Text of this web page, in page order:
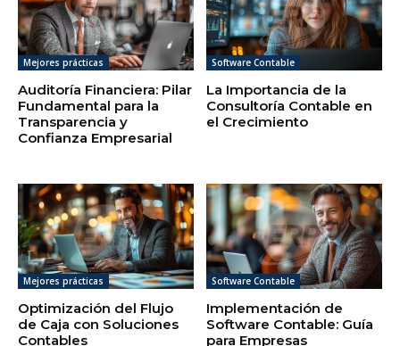
Mejores prácticas
Auditoría Financiera: Pilar
Fundamental para la
Transparencia y
Confianza Empresarial
Software Contable
La Importancia de la
Consultoría Contable en
el Crecimiento
Mejores prácticas
Optimización del Flujo
de Caja con Soluciones
Contables
Software Contable
Implementación de
Software Contable: Guía
para Empresas